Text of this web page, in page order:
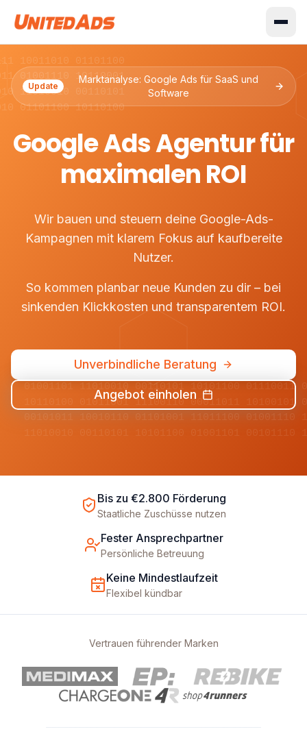
10011010 01101100
01001110 10110001
11010010 00110101
01101100 10110100
01001101 11010010 00110101 10101100
10110100 01011001 11100110 00011011
00101011 10010110 01101001 11011100 01001110
Update
Marktanalyse: Google Ads für SaaS und
Software
Google Ads Agentur für
maximalen ROI
Wir bauen und steuern deine Google-Ads-
Kampagnen mit klarem Fokus auf kaufbereite
Nutzer.
So kommen planbar neue Kunden zu dir – bei
sinkenden Klickkosten und transparentem ROI.
Unverbindliche Beratung
Angebot einholen
Bis zu €2.800 Förderung
Staatliche Zuschüsse nutzen
Fester Ansprechpartner
Persönliche Betreuung
Keine Mindestlaufzeit
Flexibel kündbar
Vertrauen führender Marken